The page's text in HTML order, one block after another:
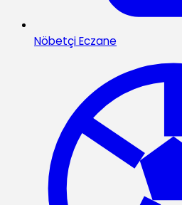
Nöbetçi Eczane